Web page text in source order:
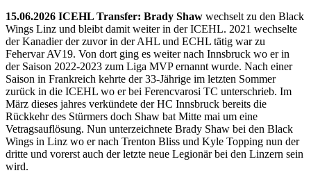
15.06.2026 ICEHL Transfer: Brady Shaw wechselt zu den Black
Wings Linz und bleibt damit weiter in der ICEHL. 2021 wechselte
der Kanadier der zuvor in der AHL und ECHL tätig war zu
Fehervar AV19. Von dort ging es weiter nach Innsbruck wo er in
der Saison 2022-2023 zum Liga MVP ernannt wurde. Nach einer
Saison in Frankreich kehrte der 33-Jährige im letzten Sommer
zurück in die ICEHL wo er bei Ferencvarosi TC unterschrieb. Im
März dieses jahres verkündete der HC Innsbruck bereits die
Rückkehr des Stürmers doch Shaw bat Mitte mai um eine
Vetragsauflösung. Nun unterzeichnete Brady Shaw bei den Black
Wings in Linz wo er nach Trenton Bliss und Kyle Topping nun der
dritte und vorerst auch der letzte neue Legionär bei den Linzern sein
wird.